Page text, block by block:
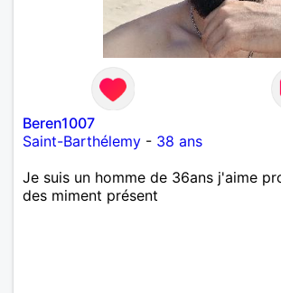
Beren1007
Saint-Barthélemy - 38 ans
Je suis un homme de 36ans j'aime
des miment présent